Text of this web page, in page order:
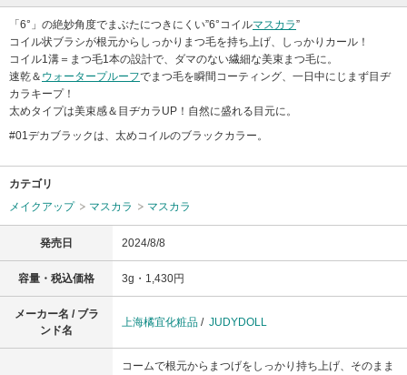
「6°」の絶妙角度でまぶたにつきにくい”6°コイルマスカラ”
コイル状ブラシが根元からしっかりまつ毛を持ち上げ、しっかりカール！
コイル1溝＝まつ毛1本の設計で、ダマのない繊細な美束まつ毛に。
速乾＆ ウォータープルーフでまつ毛を瞬間コーティング、一日中にじまず目ヂ
カラキープ！
太めタイプは美束感＆目ヂカラUP！自然に盛れる目元に。
#01デカブラックは、太めコイルのブラックカラー。
カテゴリ
メイクアップ
マスカラ マスカラ
発売日 2024/8/8
容量・税込価格 3g・1,430円
メーカー名 / ブラ
ンド名
上海橘宜化粧品 / JUDYDOLL
コームで根元からまつげをしっかり持ち上げ、そのまま